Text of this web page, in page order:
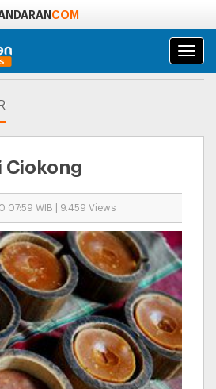
COM
Ciokong
07:59 WIB | 9.459 Views